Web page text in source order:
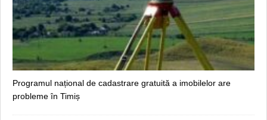
Programul național de cadastrare gratuită a imobilelor are
probleme în Timiș